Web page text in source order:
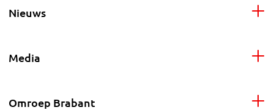
Nieuws
Media
Omroep Brabant